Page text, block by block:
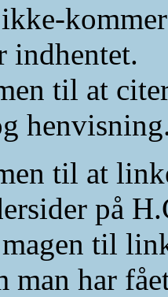
indhentet.
til at
til at
på
til
man har